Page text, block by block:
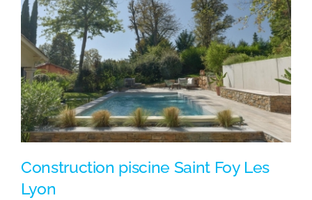
Construction piscine Saint Foy Les
Lyon